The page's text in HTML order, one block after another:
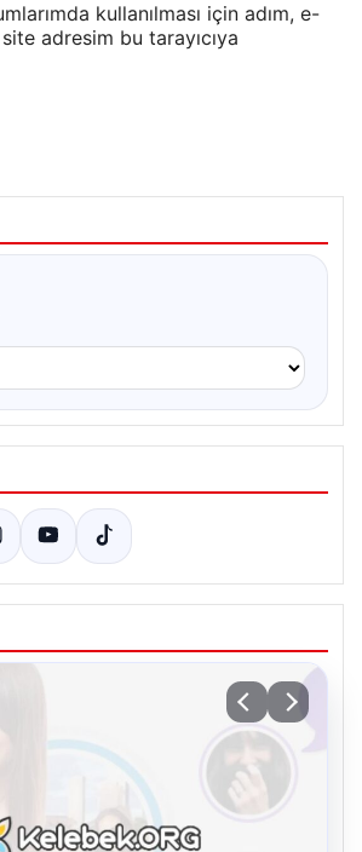
kullanılması için adım, e-
adresim bu tarayıcıya